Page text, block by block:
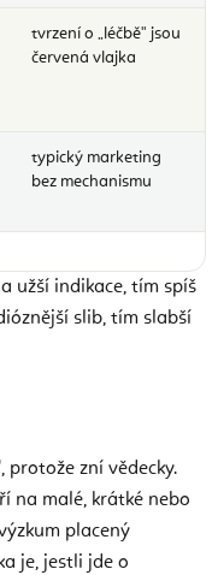
tvrzení o „léčbě" jsou
červená vlajka
typický marketing
bez mechanismu
užší indikace, tím spíš
slib, tím slabší
zní vědecky.
na malé, krátké nebo
placený
je, jestli jde o